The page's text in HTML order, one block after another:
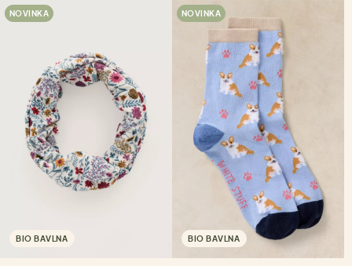
NOVINKA
BIO BAVLNA
NOVINKA
BIO BAVLNA